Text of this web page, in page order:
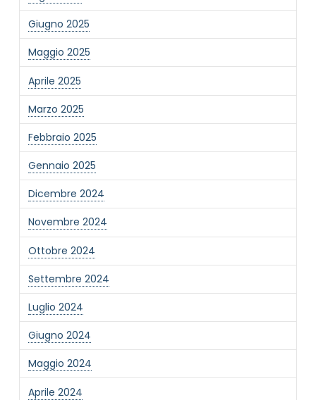
Giugno 2025
Maggio 2025
Aprile 2025
Marzo 2025
Febbraio 2025
Gennaio 2025
Dicembre 2024
Novembre 2024
Ottobre 2024
Settembre 2024
Luglio 2024
Giugno 2024
Maggio 2024
Aprile 2024
NOME STRUTTURA
MAIL REFERENTE
MOTIVO DEL CONTATTO
Informativa Privacy*
Ho preso visione dell'informativa privacy
Privacy Policy completa